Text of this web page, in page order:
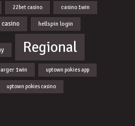
22bet casino casino 1win
hellspin login
Regional
1win uptown pokies app
uptown pokies casino